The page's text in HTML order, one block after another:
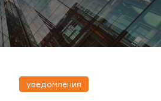
уведомления